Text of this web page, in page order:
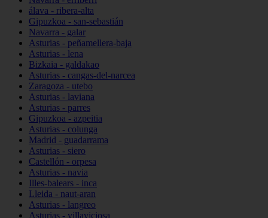
álava - ribera-alta
Gipuzkoa - san-sebastián
Navarra - galar
Asturias - peñamellera-baja
Asturias - lena
Bizkaia - galdakao
Asturias - cangas-del-narcea
Zaragoza - utebo
Asturias - laviana
Asturias - parres
Gipuzkoa - azpeitia
Asturias - colunga
Madrid - guadarrama
Asturias - siero
Castellón - orpesa
Asturias - navia
Illes-balears - inca
Lleida - naut-aran
Asturias - langreo
Asturias - villaviciosa